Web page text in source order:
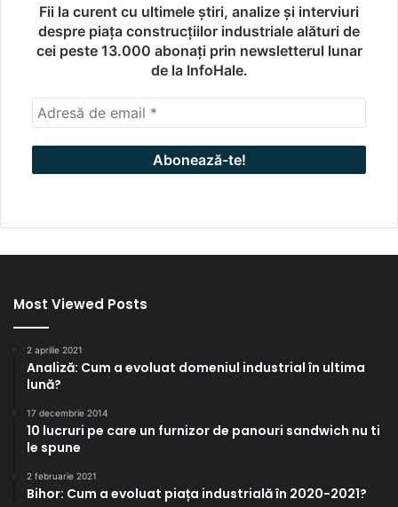
Fii la curent cu ultimele știri, analize și interviuri
despre piața construcțiilor industriale alături de
cei peste 13.000 abonați prin newsletterul lunar
de la InfoHale.
Most Viewed Posts
2 aprilie 2021
Analiză: Cum a evoluat domeniul industrial în ultima
lună?
17 decembrie 2014
10 lucruri pe care un furnizor de panouri sandwich nu ti
le spune
2 februarie 2021
Bihor: Cum a evoluat piața industrială în 2020-2021?